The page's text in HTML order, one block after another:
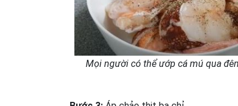
Mọi người có thể ướp cá mú qua